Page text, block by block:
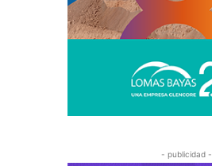
- publicidad -